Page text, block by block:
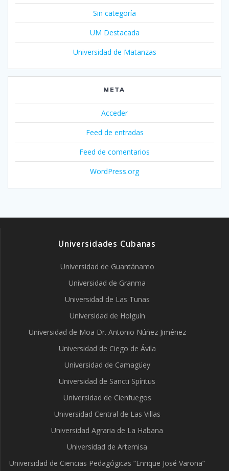
Sin categoría
UM Destacada
Universidad de Matanzas
META
Acceder
Feed de entradas
Feed de comentarios
WordPress.org
Universidades Cubanas
Universidad de Guantánamo
Universidad de Granma
Universidad de Las Tunas
Universidad de Holguín
Universidad de Moa Dr. Antonio Núñez Jiménez
Universidad de Ciego de Ávila
Universidad de Camagüey
Universidad de Sancti Spíritus
Universidad de Cienfuegos
Universidad Central de Las Villas
Universidad Agraria de La Habana
Universidad de Artemisa
Universidad de Ciencias Pedagógicas “Enrique José Varona”